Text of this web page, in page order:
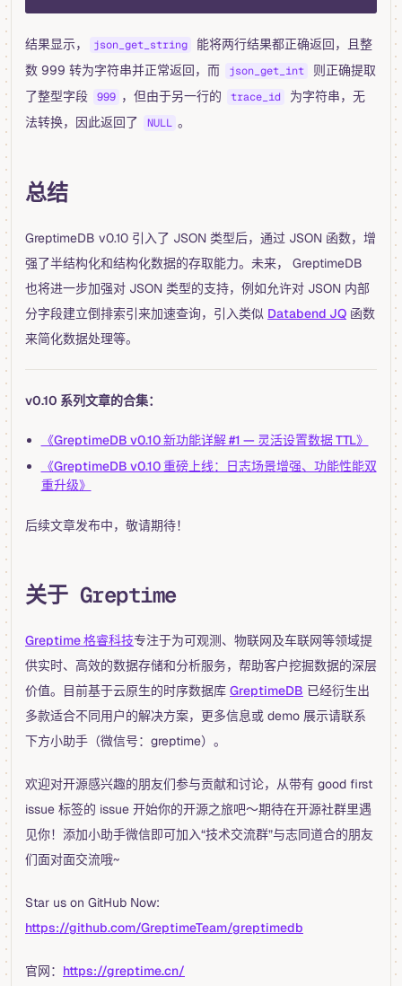
结果显示， json_get_string
能将两行结果都正确返回，且整
数 999 转为字符串并正常返回，而
json_get_int
则正确提取
了整型字段
999 ，但由于另一行的 trace_id
为字符串，无
法转换，因此返回了
NULL 。
总结
GreptimeDB v0.10 引入了 JSON 类型后，通过 JSON 函数，增
强了半结构化和结构化数据的存取能力。未来， GreptimeDB
也将进一步加强对 JSON 类型的支持，例如允许对 JSON 内部
分字段建立倒排索引来加速查询，引入类似 Databend JQ 函数
来简化数据处理等。
v0.10 系列文章的合集：
《GreptimeDB v0.10 新功能详解 #1 — 灵活设置数据 TTL》
《GreptimeDB v0.10 重磅上线：日志场景增强、功能性能双
重升级》
后续文章发布中，敬请期待！
关于 Greptime
Greptime 格睿科技专注于为可观测、物联网及车联网等领域提
供实时、高效的数据存储和分析服务，帮助客户挖掘数据的深层
价值。目前基于云原生的时序数据库 GreptimeDB 已经衍生出
多款适合不同用户的解决方案，更多信息或 demo 展示请联系
下方小助手（微信号：greptime）。
欢迎对开源感兴趣的朋友们参与贡献和讨论，从带有 good first
issue 标签的 issue 开始你的开源之旅吧～期待在开源社群里遇
见你！添加小助手微信即可加入“技术交流群”与志同道合的朋友
们面对面交流哦~
Star us on GitHub Now:
https://github.com/GreptimeTeam/greptimedb
官网： https://greptime.cn/